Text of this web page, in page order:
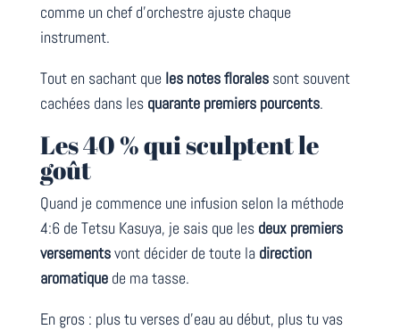
comme un chef d’orchestre ajuste chaque
instrument.
Tout en sachant que les notes floralessont souvent
cachées dans les quarante premiers pourcents.
Les 40 % qui sculptent le
goût
Quand je commence une infusion selon la méthode
4:6 de Tetsu Kasuya, je sais que les deux premiers
versementsvont décider de toute la direction
aromatiquede ma tasse.
En gros : plus tu verses d’eau au début, plus tu vas